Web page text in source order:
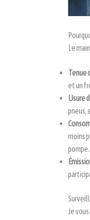
Le
Tenue
et un
Usure
pneus,
moins
pompe.
Je